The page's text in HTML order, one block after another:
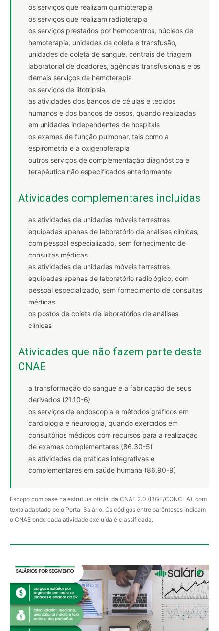
os serviços que realizam quimioterapia
os serviços que realizam radioterapia
os serviços prestados por hemocentros, núcleos de
hemoterapia, unidades de coleta e transfusão,
unidades de coleta de sangue, centrais de triagem
laboratorial de doadores, agências transfusionais e os
demais serviços de hemoterapia
os serviços de litotripsia
as atividades dos bancos de células e tecidos
humanos e dos bancos de ossos, quando realizadas
em unidades independentes de hospitais
os exames de função pulmonar, tais como a
espirometria e a oxigenoterapia
outros serviços de complementação diagnóstica e
terapêutica não especificados anteriormente
Atividades complementares incluídas
as atividades de unidades móveis terrestres
equipadas apenas de laboratório de análises clínicas,
com pessoal especializado, sem fornecimento de
consultas médicas
as atividades de unidades móveis terrestres
equipadas apenas de laboratório radiológico, com
pessoal especializado, sem fornecimento de consultas
médicas
os postos de coleta de laboratórios de análises
clínicas
Atividades que não fazem parte deste
CNAE
a transformação do sangue e a fabricação de seus
derivados (21.10-6)
os serviços de endoscopia e métodos gráficos em
cardiologia e neurologia, quando exercidos em
consultórios médicos com recursos para a realização
de exames complementares (86.30-5)
as atividades de práticas integrativas e
complementares em saúde humana (86.90-9)
Escopo com base na estrutura oficial da CNAE 2.0 (IBGE/CONCLA), com
texto adaptado pelo Portal Salário. Os códigos entre parênteses indicam
o CNAE onde cada atividade excluída é classificada.